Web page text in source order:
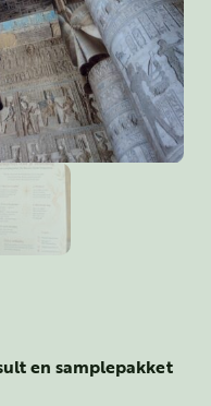
en samplepakket